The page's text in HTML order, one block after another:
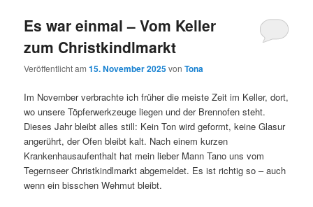
Es war einmal – Vom Keller
zum Christkindlmarkt
Veröffentlicht am15. November 2025vonTona
Im November verbrachte ich früher die meiste Zeit im Keller, dort,
wo unsere Töpferwerkzeuge liegen und der Brennofen steht.
Dieses Jahr bleibt alles still: Kein Ton wird geformt, keine Glasur
angerührt, der Ofen bleibt kalt. Nach einem kurzen
Krankenhausaufenthalt hat mein lieber Mann Tano uns vom
Tegernseer Christkindlmarkt abgemeldet. Es ist richtig so – auch
wenn ein bisschen Wehmut bleibt.